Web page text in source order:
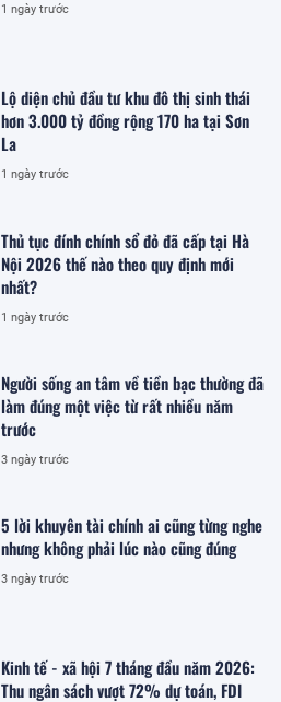
1 ngày trước
Lộ diện chủ đầu tư khu đô thị sinh thái
hơn 3.000 tỷ đồng rộng 170 ha tại Sơn
La
1 ngày trước
Thủ tục đính chính sổ đỏ đã cấp tại Hà
Nội 2026 thế nào theo quy định mới
nhất?
1 ngày trước
Người sống an tâm về tiền bạc thường đã
làm đúng một việc từ rất nhiều năm
trước
3 ngày trước
5 lời khuyên tài chính ai cũng từng nghe
nhưng không phải lúc nào cũng đúng
3 ngày trước
Kinh tế - xã hội 7 tháng đầu năm 2026:
Thu ngân sách vượt 72% dự toán, FDI